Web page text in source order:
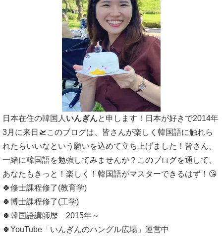
日本在住の韓国人 いんぎんと申します！日本が好きで2014年
3月に来日🛫このブログは、皆さんが楽しく韓国語に触れら
れたらいいなという願いを込めて立ち上げました！皆さん、
一緒に韓国語を勉強してみませんか？このブログを通して、
あなたもきっと！楽しく！韓国語がマスターできるはず！😘
🍀修士課程修了(教育学)
🍀博士課程修了(工学)
🍀韓国語講師歴 2015年～
🍀YouTube「いんぎんのハングル広場」運営中